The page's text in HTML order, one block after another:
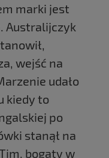
marki jest
Australijczyk
wejść na
udało
kiedy to
po
stanął na
bogaty w